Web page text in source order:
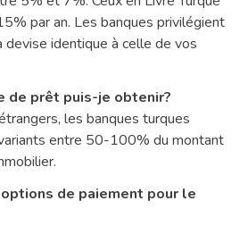
par an. Les banques privilégient
devise identique à celle de vos
de prêt puis-je obtenir?
les banques turques
entre 50-100% du montant
de paiement pour le